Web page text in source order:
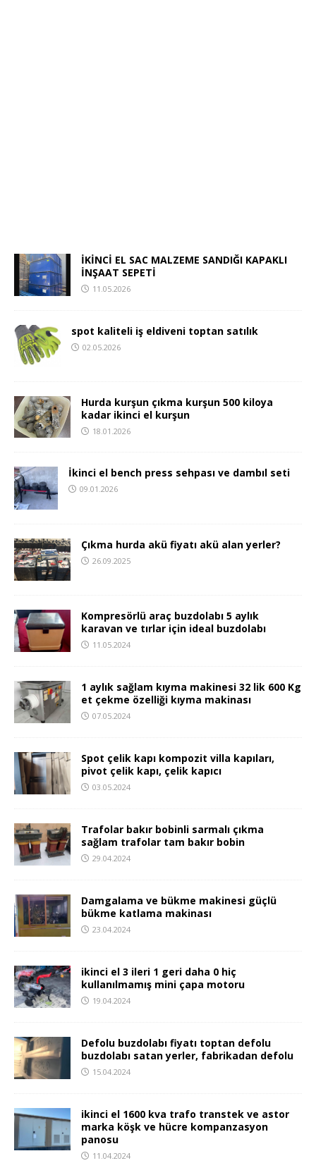
İKİNCİ EL SAC MALZEME SANDIĞI KAPAKLI
İNŞAAT SEPETİ
11.05.2026
spot kaliteli iş eldiveni toptan satılık
02.05.2026
Hurda kurşun çıkma kurşun 500 kiloya
kadar ikinci el kurşun
18.01.2026
İkinci el bench press sehpası ve dambıl seti
09.01.2026
Çıkma hurda akü fiyatı akü alan yerler?
26.09.2025
Kompresörlü araç buzdolabı 5 aylık
karavan ve tırlar için ideal buzdolabı
11.05.2024
1 aylık sağlam kıyma makinesi 32 lik 600 Kg
et çekme özelliği kıyma makinası
07.05.2024
Spot çelik kapı kompozit villa kapıları,
pivot çelik kapı, çelik kapıcı
03.05.2024
Trafolar bakır bobinli sarmalı çıkma
sağlam trafolar tam bakır bobin
29.04.2024
Damgalama ve bükme makinesi güçlü
bükme katlama makinası
23.04.2024
ikinci el 3 ileri 1 geri daha 0 hiç
kullanılmamış mini çapa motoru
19.04.2024
Defolu buzdolabı fiyatı toptan defolu
buzdolabı satan yerler, fabrikadan defolu
15.04.2024
ikinci el 1600 kva trafo transtek ve astor
marka köşk ve hücre kompanzasyon
panosu
11.04.2024